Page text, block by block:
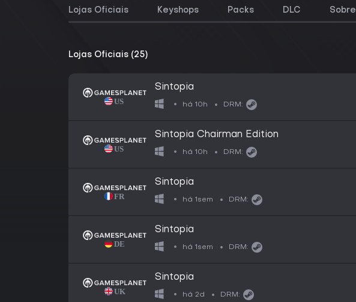
Lojas Oficiais Keyshops Packs DLC
Lojas Oficiais (25)
Sintopia
há 10h DRM:
Sintopia Chairman Edition
há 10h DRM:
Sintopia
há 1sem DRM:
Sintopia
há 1sem DRM:
Sintopia
há 2d DRM: